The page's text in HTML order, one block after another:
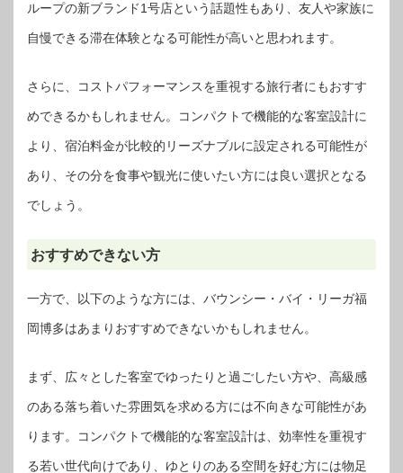
ループの新ブランド1号店という話題性もあり、友人や家族に
自慢できる滞在体験となる可能性が高いと思われます。
さらに、コストパフォーマンスを重視する旅行者にもおすす
めできるかもしれません。コンパクトで機能的な客室設計に
より、宿泊料金が比較的リーズナブルに設定される可能性が
あり、その分を食事や観光に使いたい方には良い選択となる
でしょう。
おすすめできない方
一方で、以下のような方には、バウンシー・バイ・リーガ福
岡博多はあまりおすすめできないかもしれません。
まず、広々とした客室でゆったりと過ごしたい方や、高級感
のある落ち着いた雰囲気を求める方には不向きな可能性があ
ります。コンパクトで機能的な客室設計は、効率性を重視す
る若い世代向けであり、ゆとりのある空間を好む方には物足